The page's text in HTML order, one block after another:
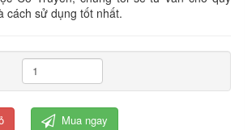
cách sử dụng tốt nhất.
Mua ngay